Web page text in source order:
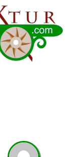
Ir
al
contenido